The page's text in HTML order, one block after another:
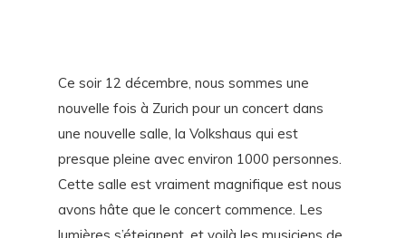
Ce soir 12 décembre, nous sommes une
nouvelle fois à Zurich pour un concert dans
une nouvelle salle, la Volkshaus qui est
presque pleine avec environ 1000 personnes.
Cette salle est vraiment magnifique est nous
avons hâte que le concert commence. Les